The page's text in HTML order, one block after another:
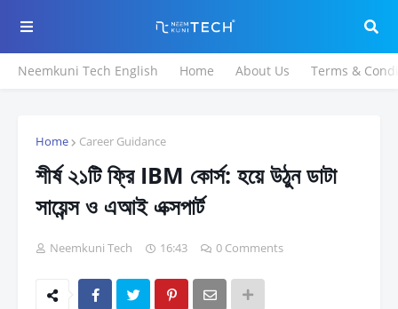
Neemkuni Tech English Home About Us Terms &
Home Career Guidance
শীর্ষ ২১টি ফ্রি IBM কোর্স: হয়ে উঠুন ডাটা
সায়েন্স ও এআই এক্সপার্ট
Neemkuni Tech 16:43 0 Comments